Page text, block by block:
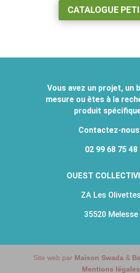
CATALOGUE
Vous avez un projet, un
mesure ou êtes à la
produit
Contactez-
02 99 68 75 48
OUEST
ZA Les Olivettes
35520 Melesse
Site web par Maison Swada &
Mentions légales